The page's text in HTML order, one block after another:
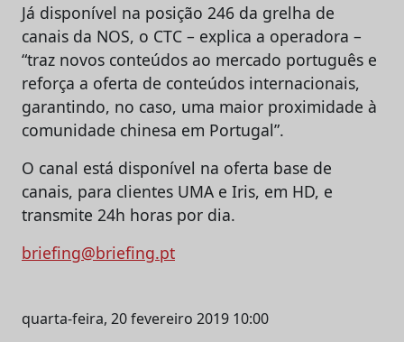
Já disponível na posição 246 da grelha de
canais da NOS, o CTC – explica a operadora –
“traz novos conteúdos ao mercado português e
reforça a oferta de conteúdos internacionais,
garantindo, no caso, uma maior proximidade à
comunidade chinesa em Portugal”.
O canal está disponível na oferta base de
canais, para clientes UMA e Iris, em HD, e
transmite 24h horas por dia.
briefing@briefing.pt
quarta-feira, 20 fevereiro 2019 10:00